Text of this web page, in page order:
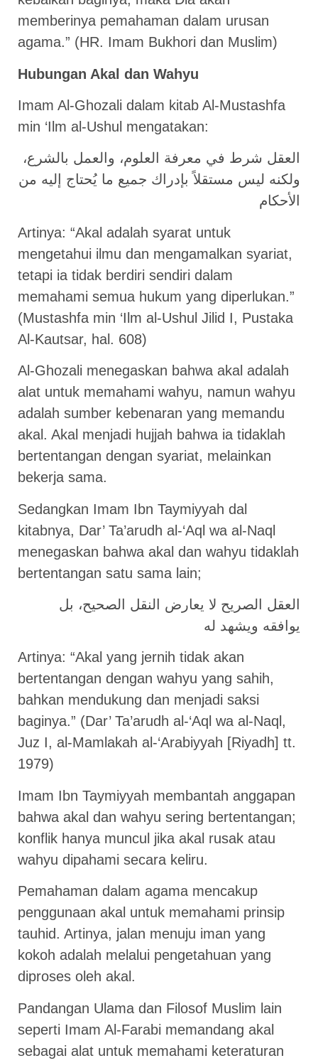
memberinya pemahaman dalam urusan
agama.” (HR. Imam Bukhori dan Muslim)
Hubungan Akal dan Wahyu
Imam Al-Ghozali dalam kitab Al-Mustashfa
min ‘Ilm al-Ushul mengatakan:
العقل شرط في معرفة العلوم، والعمل بالشرع،
ولكنه ليس مستقلاً بإدراك جميع ما يُحتاج إليه من
الأحكام
Artinya: “Akal adalah syarat untuk
mengetahui ilmu dan mengamalkan syariat,
tetapi ia tidak berdiri sendiri dalam
memahami semua hukum yang diperlukan.”
(Mustashfa min ‘Ilm al-Ushul Jilid I, Pustaka
Al-Kautsar, hal. 608)
Al-Ghozali menegaskan bahwa akal adalah
alat untuk memahami wahyu, namun wahyu
adalah sumber kebenaran yang memandu
akal. Akal menjadi hujjah bahwa ia tidaklah
bertentangan dengan syariat, melainkan
bekerja sama.
Sedangkan Imam Ibn Taymiyyah dal
kitabnya, Dar’ Ta’arudh al-‘Aql wa al-Naql
menegaskan bahwa akal dan wahyu tidaklah
bertentangan satu sama lain;
العقل الصريح لا يعارض النقل الصحيح، بل
يوافقه ويشهد له
Artinya: “Akal yang jernih tidak akan
bertentangan dengan wahyu yang sahih,
bahkan mendukung dan menjadi saksi
baginya.” (Dar’ Ta’arudh al-‘Aql wa al-Naql,
Juz I, al-Mamlakah al-‘Arabiyyah [Riyadh] tt.
1979)
Imam Ibn Taymiyyah membantah anggapan
bahwa akal dan wahyu sering bertentangan;
konflik hanya muncul jika akal rusak atau
wahyu dipahami secara keliru.
Pemahaman dalam agama mencakup
penggunaan akal untuk memahami prinsip
tauhid. Artinya, jalan menuju iman yang
kokoh adalah melalui pengetahuan yang
diproses oleh akal.
Pandangan Ulama dan Filosof Muslim lain
seperti Imam Al-Farabi memandang akal
sebagai alat untuk memahami keteraturan